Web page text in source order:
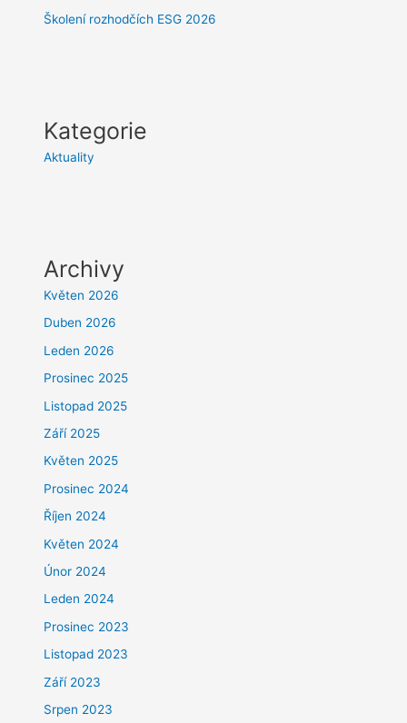
Školení rozhodčích ESG 2026
Kategorie
Aktuality
Archivy
Květen 2026
Duben 2026
Leden 2026
Prosinec 2025
Listopad 2025
Září 2025
Květen 2025
Prosinec 2024
Říjen 2024
Květen 2024
Únor 2024
Leden 2024
Prosinec 2023
Listopad 2023
Září 2023
Srpen 2023